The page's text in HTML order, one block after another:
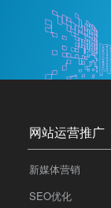
网站运营推广
新媒体营销
SEO优化